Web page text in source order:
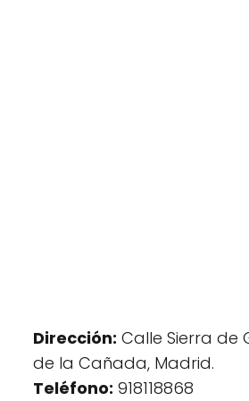
Dirección: Calle Sierra de
de la Cañada, Madrid.
Teléfono: 918118868